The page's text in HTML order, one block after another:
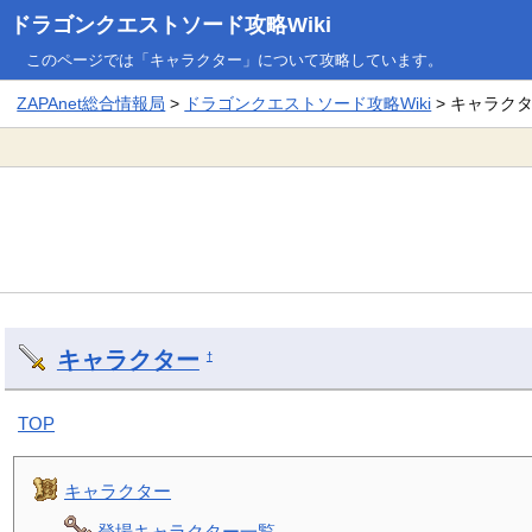
ドラゴンクエストソード攻略Wiki
このページでは「キャラクター」について攻略しています。
ZAPAnet総合情報局 > ドラゴンクエストソード攻略Wiki > キャラク
キャラクター †
TOP
キャラクター